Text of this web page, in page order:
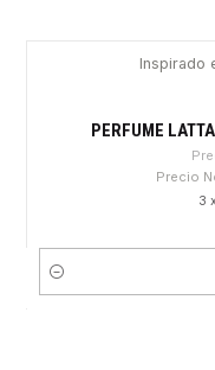
Inspirado
PERFUME
Precio
3
Cantidad